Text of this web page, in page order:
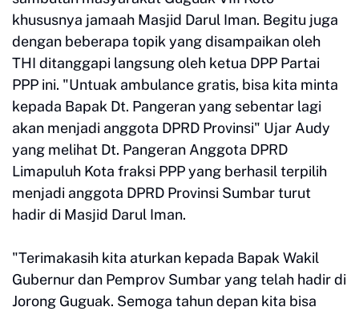
khususnya jamaah Masjid Darul Iman. Begitu juga
dengan beberapa topik yang disampaikan oleh
THI ditanggapi langsung oleh ketua DPP Partai
PPP ini. "Untuak ambulance gratis, bisa kita minta
kepada Bapak Dt. Pangeran yang sebentar lagi
akan menjadi anggota DPRD Provinsi" Ujar Audy
yang melihat Dt. Pangeran Anggota DPRD
Limapuluh Kota fraksi PPP yang berhasil terpilih
menjadi anggota DPRD Provinsi Sumbar turut
hadir di Masjid Darul Iman.
"Terimakasih kita aturkan kepada Bapak Wakil
Gubernur dan Pemprov Sumbar yang telah hadir di
Jorong Guguak. Semoga tahun depan kita bisa